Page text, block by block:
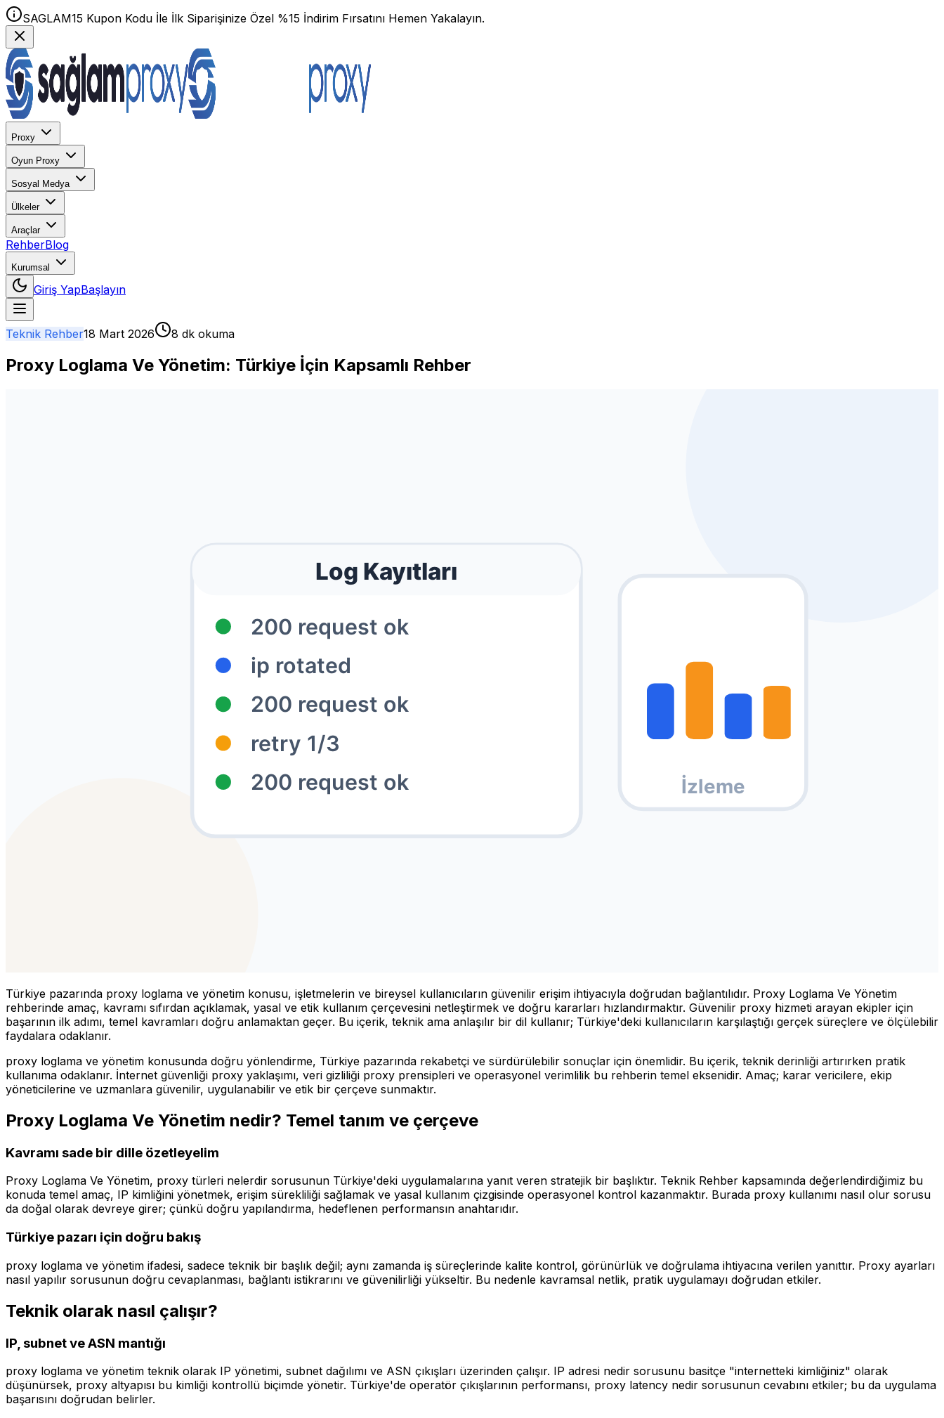
SAGLAM15 Kupon Kodu İle İlk Siparişinize Özel %15 İndirim Fırsatını Hemen Yakalayın.
Proxy
Oyun Proxy
Sosyal Medya
Ülkeler
Araçlar
RehberBlog
Kurumsal
Giriş YapBaşlayın
Teknik Rehber18 Mart 2026 8 dk okuma
Proxy Loglama Ve Yönetim: Türkiye İçin Kapsamlı Rehber
Türkiye pazarında proxy loglama ve yönetim konusu, işletmelerin ve bireysel kullanıcıların güvenilir erişim ihtiyacıyla doğrudan bağlantılıdır. Proxy Loglama Ve Yönetim
rehberinde amaç, kavramı sıfırdan açıklamak, yasal ve etik kullanım çerçevesini netleştirmek ve doğru kararları hızlandırmaktır. Güvenilir proxy hizmeti arayan ekipler için
başarının ilk adımı, temel kavramları doğru anlamaktan geçer. Bu içerik, teknik ama anlaşılır bir dil kullanır; Türkiye'deki kullanıcıların karşılaştığı gerçek süreçlere ve ölçülebilir
faydalara odaklanır.
proxy loglama ve yönetim konusunda doğru yönlendirme, Türkiye pazarında rekabetçi ve sürdürülebilir sonuçlar için önemlidir. Bu içerik, teknik derinliği artırırken pratik
kullanıma odaklanır. İnternet güvenliği proxy yaklaşımı, veri gizliliği proxy prensipleri ve operasyonel verimlilik bu rehberin temel eksenidir. Amaç; karar vericilere, ekip
yöneticilerine ve uzmanlara güvenilir, uygulanabilir ve etik bir çerçeve sunmaktır.
Proxy Loglama Ve Yönetim nedir? Temel tanım ve çerçeve
Kavramı sade bir dille özetleyelim
Proxy Loglama Ve Yönetim, proxy türleri nelerdir sorusunun Türkiye'deki uygulamalarına yanıt veren stratejik bir başlıktır. Teknik Rehber kapsamında değerlendirdiğimiz bu
konuda temel amaç, IP kimliğini yönetmek, erişim sürekliliği sağlamak ve yasal kullanım çizgisinde operasyonel kontrol kazanmaktır. Burada proxy kullanımı nasıl olur sorusu
da doğal olarak devreye girer; çünkü doğru yapılandırma, hedeflenen performansın anahtarıdır.
Türkiye pazarı için doğru bakış
proxy loglama ve yönetim ifadesi, sadece teknik bir başlık değil; aynı zamanda iş süreçlerinde kalite kontrol, görünürlük ve doğrulama ihtiyacına verilen yanıttır. Proxy ayarları
nasıl yapılır sorusunun doğru cevaplanması, bağlantı istikrarını ve güvenilirliği yükseltir. Bu nedenle kavramsal netlik, pratik uygulamayı doğrudan etkiler.
Teknik olarak nasıl çalışır?
IP, subnet ve ASN mantığı
proxy loglama ve yönetim teknik olarak IP yönetimi, subnet dağılımı ve ASN çıkışları üzerinden çalışır. IP adresi nedir sorusunu basitçe "internetteki kimliğiniz" olarak
düşünürsek, proxy altyapısı bu kimliği kontrollü biçimde yönetir. Türkiye'de operatör çıkışlarının performansı, proxy latency nedir sorusunun cevabını etkiler; bu da uygulama
başarısını doğrudan belirler.